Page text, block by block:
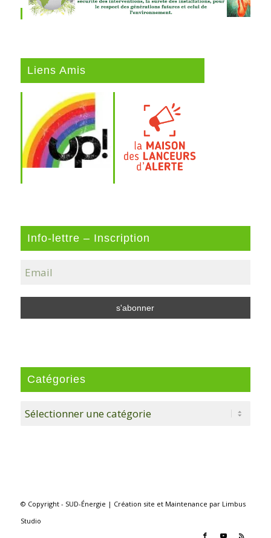
Liens Amis
Info-lettre – Inscription
Catégories
Catégories
© Copyright - SUD-Énergie | Création site et Maintenance par Limbus
Studio